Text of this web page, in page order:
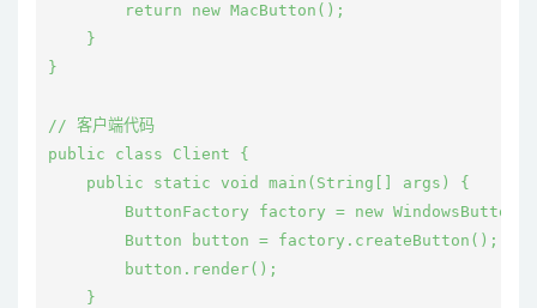
        return new MacButton();
    }
}
// 客户端代码
public class Client {
    public static void main(String[] args) {
ButtonFactory factory = new
        Button button = factory.createButton();
        button.render();
    }